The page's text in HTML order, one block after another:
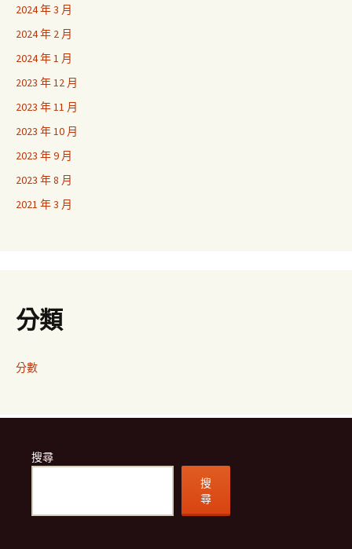
2024 年 3 月
2024 年 2 月
2024 年 1 月
2023 年 12 月
2023 年 11 月
2023 年 10 月
2023 年 9 月
2023 年 8 月
2021 年 3 月
分類
分數
搜尋
搜
尋